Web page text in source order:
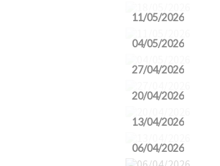
11/05/2026
04/05/2026
27/04/2026
20/04/2026
13/04/2026
06/04/2026